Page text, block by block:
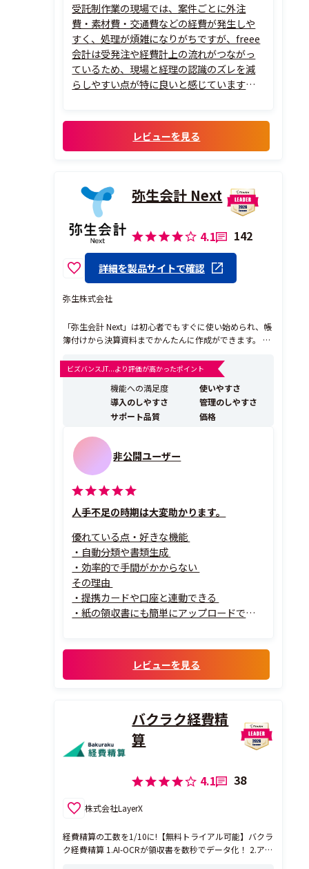
受託制作業の現場では、案件ごとに外注
費・素材費・交通費などの経費が発生しや
すく、処理が煩雑になりがちですが、freee
会計は受発注や経費計上の流れがつながっ
ているため、現場と経理の認識のズレを減
らしやすい点が特に良いと感じています。試
業を単なる入力業務で終わらせず、経営判断
に使える数字につなげやすい点が、実務上
レビューを見る
弥生会計 Next
4.1 142
詳細を製品サイトで確認
弥生株式会社
「弥生会計 Next」は初心者でもすぐに使い始められ、帳
簿付けから決算資料までかんたんに作成ができます。 請
連携！経理・会計業務全体を効率化できます。
ビズバンスJT...より評価が高かったポイント
機能への満足度
使いやすさ
導入のしやすさ
管理のしやすさ
サポート品質
価格
非公開ユーザー
人手不足の時期は大変助かります。
優れている点・好きな機能
・自動分類や書類生成
・効率的で手間がかからない
その理由
・提携カードや口座と連動できる
・紙の領収書にも簡単にアップロードでき
レビューを見る
バクラク経費精
算
4.1 38
株式会社LayerX
経費精算の工数を1/10に!【無料トライアル可能】バクラ
ク経費精算 1.AI-OCRが領収書を数秒でデータ化！ 2.アラ